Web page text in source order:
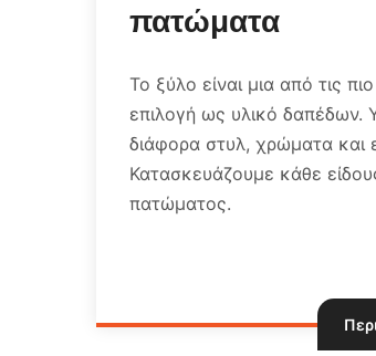
μια από τις πιο σύνηθες
ως υλικό δαπέδων. Υπάρχει σε
στυλ, χρώματα και είδη.
κάθε είδους ξύλινου
Περισσότερα